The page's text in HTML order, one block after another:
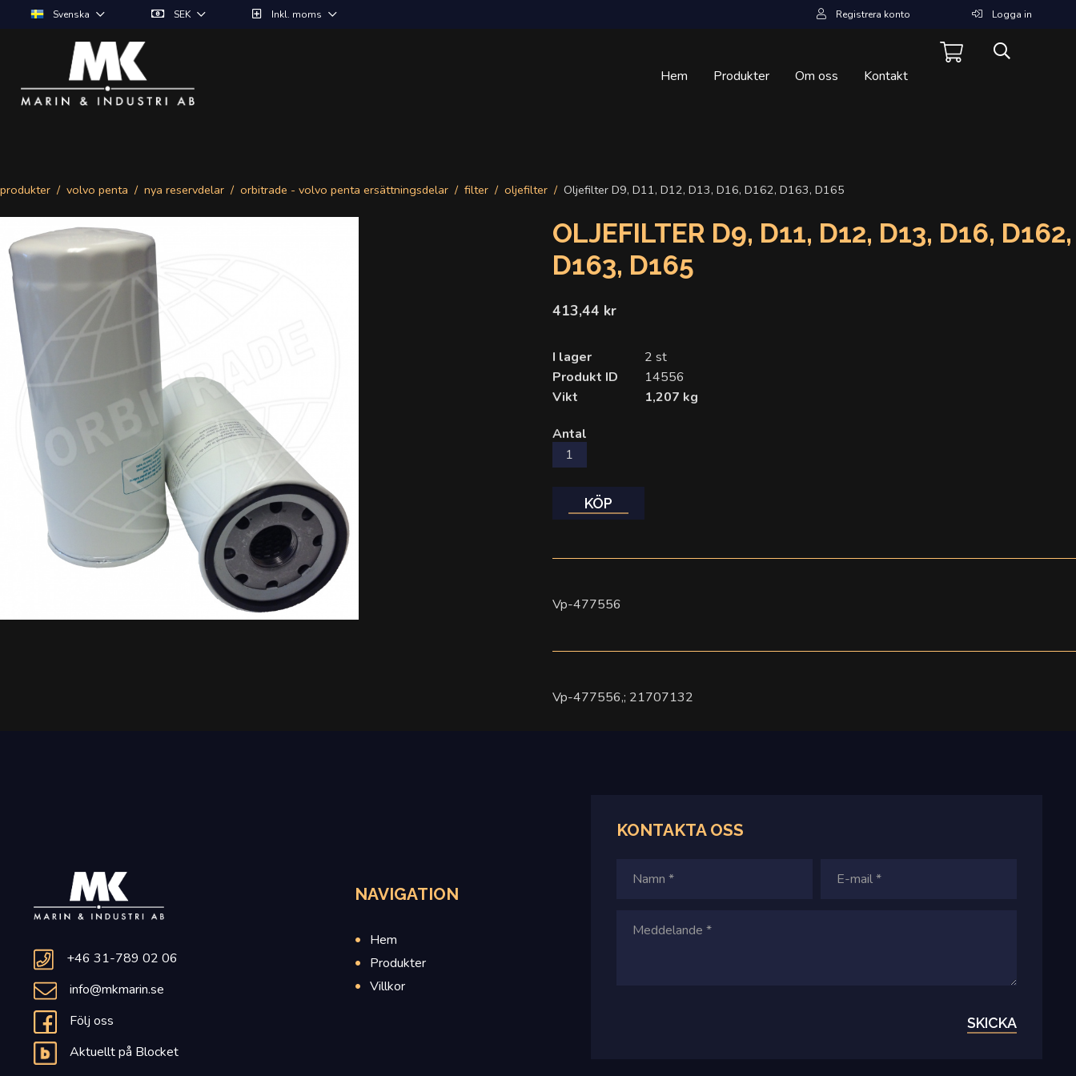
Svenska SEK Inkl. moms Registrera konto Logga in
Hem Produkter Om oss Kontakt
produkter volvo penta nya reservdelar orbitrade - volvo penta ersättningsdelar filter oljefilter Oljefilter D9, D11, D12, D13, D16, D162, D163, D165
OLJEFILTER D9, D11, D12, D13, D16, D162,
D163, D165
413,44 kr
I lager
2 st
Produkt ID
14556
Vikt
1,207 kg
Antal
KÖP
Vp-477556
Vp-477556,; 21707132
+46 31-789 02 06
info@mkmarin.se
Följ oss
Aktuellt på Blocket
NAVIGATION
Hem
Produkter
Villkor
KONTAKTAOSS
SKICKA